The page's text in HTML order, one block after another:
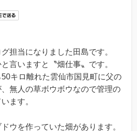
担当になりました田島です。
言いますと〝畑仕事〟です。
キロ離れた雲仙市国見町に父の
無人の草ボウボウなので管理の
ます。
ウを作っていた畑があります。